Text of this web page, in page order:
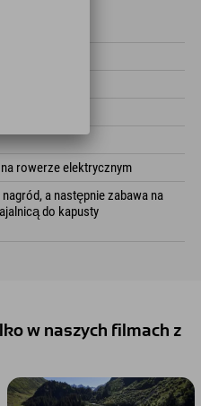
rowerze elektrycznym
a następnie zabawa na
do kapusty
w naszych filmach z